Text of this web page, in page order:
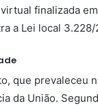
finalizada
a Lei local
que prevaleceu
da União.